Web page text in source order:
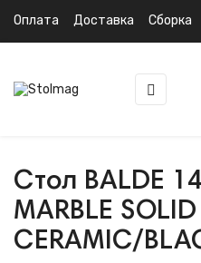
Оплата Доставка Сборка
Toggle
☰
Стол BALDE
MARBLE SOLID
CERAMIC/